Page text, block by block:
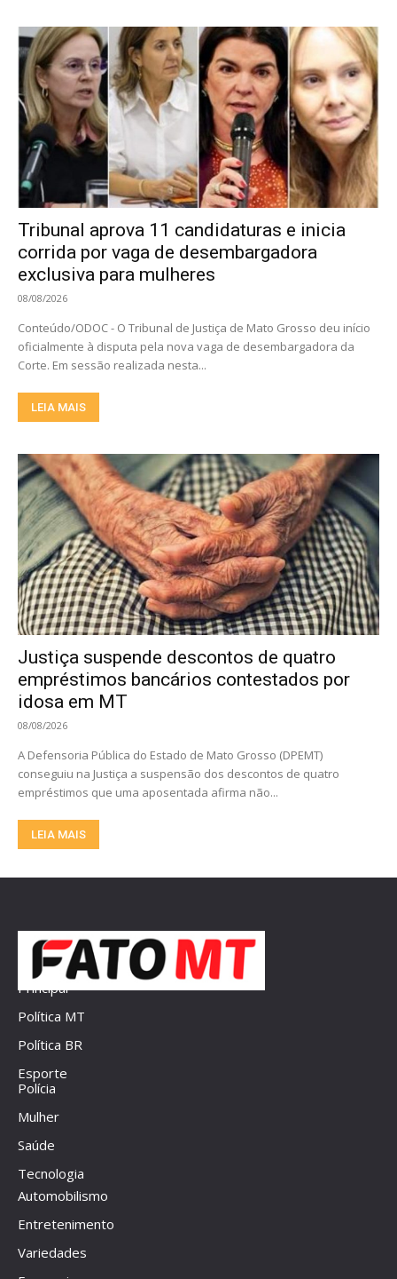
Tribunal aprova 11 candidaturas e inicia
corrida por vaga de desembargadora
exclusiva para mulheres
08/08/2026
Conteúdo/ODOC - O Tribunal de Justiça de Mato Grosso deu início
oficialmente à disputa pela nova vaga de desembargadora da
Corte. Em sessão realizada nesta...
LEIA MAIS
Justiça suspende descontos de quatro
empréstimos bancários contestados por
idosa em MT
08/08/2026
A Defensoria Pública do Estado de Mato Grosso (DPEMT)
conseguiu na Justiça a suspensão dos descontos de quatro
empréstimos que uma aposentada afirma não...
LEIA MAIS
Principal
Política MT
Política BR
Esporte
Polícia
Mulher
Saúde
Tecnologia
Automobilismo
Entretenimento
Variedades